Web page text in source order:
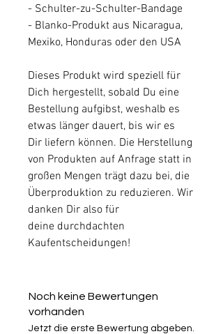
- Schulter-zu-Schulter-Bandage
- Blanko-Produkt aus Nicaragua,
Mexiko, Honduras oder den USA
Dieses Produkt wird speziell für
Dich hergestellt, sobald Du eine
Bestellung aufgibst, weshalb es
etwas länger dauert, bis wir es
Dir liefern können. Die Herstellung
von Produkten auf Anfrage statt in
großen Mengen trägt dazu bei, die
Überproduktion zu reduzieren. Wir
danken Dir also für
deine durchdachten
Kaufentscheidungen!
Noch keine Bewertungen
vorhanden
Jetzt die erste Bewertung abgeben.